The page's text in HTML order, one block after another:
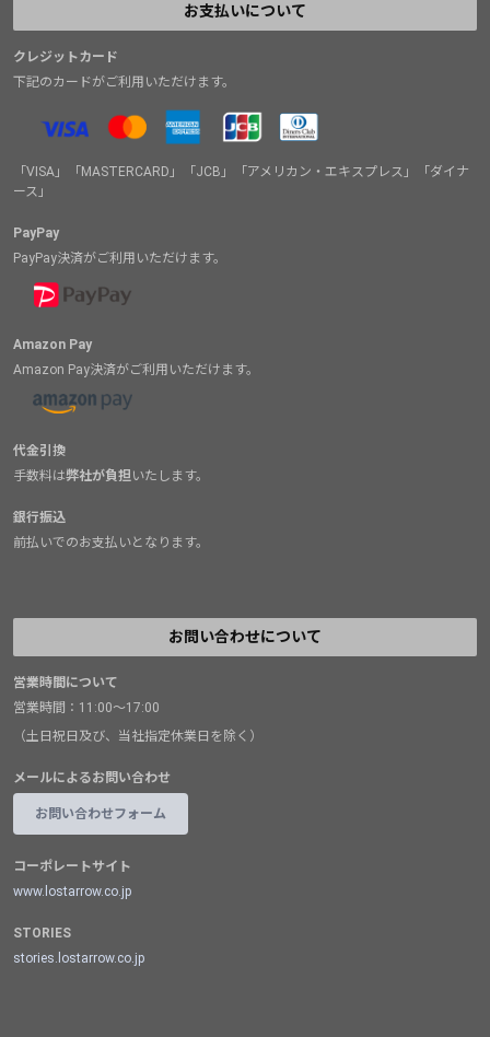
お支払いについて
クレジットカード
下記のカードがご利用いただけます。
「VISA」「MASTERCARD」「JCB」「アメリカン・エキスプレス」「ダイナ
ース」
PayPay
PayPay決済がご利用いただけます。
Amazon Pay
Amazon Pay決済がご利用いただけます。
代金引換
手数料は弊社が負担 いたします。
銀行振込
前払いでのお支払いとなります。
お問い合わせについて
営業時間について
営業時間：11:00～17:00
（土日祝日及び、当社指定休業日を除く）
メールによるお問い合わせ
お問い合わせフォーム
コーポレートサイト
www.lostarrow.co.jp
STORIES
stories.lostarrow.co.jp